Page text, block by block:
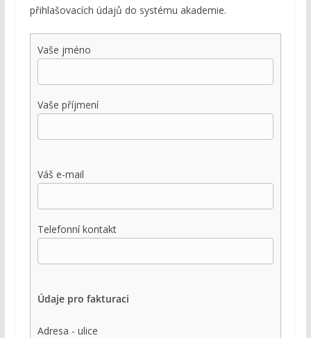
přihlašovacích údajů do systému akademie.
Vaše jméno
Vaše příjmení
Váš e-mail
Telefonní kontakt
Údaje pro fakturaci
Adresa - ulice